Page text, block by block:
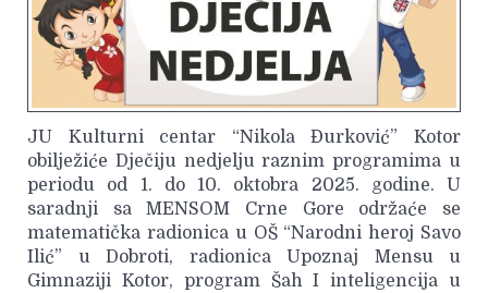
JU Kulturni centar “Nikola Đurković” Kotor
obilježiće Dječiju nedjelju raznim programima u
periodu od 1. do 10. oktobra 2025. godine. U
saradnji sa MENSOM Crne Gore održaće se
matematička radionica u OŠ “Narodni heroj Savo
Ilić” u Dobroti, radionica Upoznaj Mensu u
Gimnaziji Kotor, program Šah I inteligencija u